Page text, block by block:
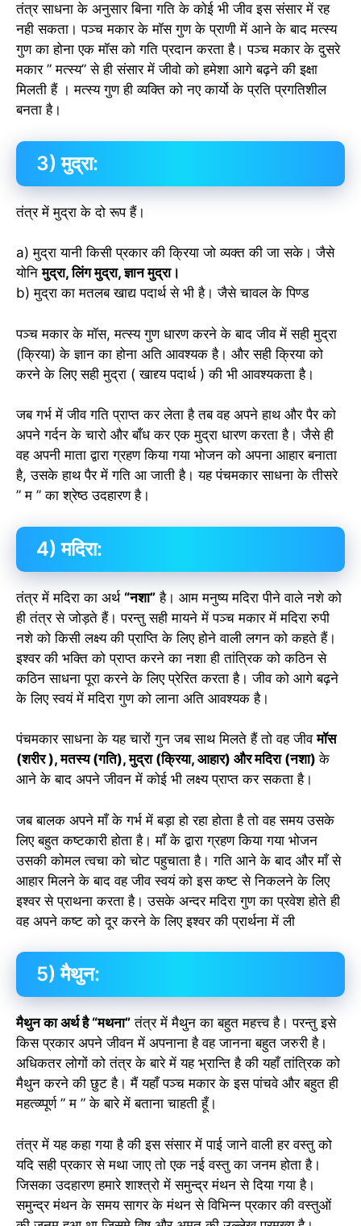
तंत्र साधना के अनुसार बिना गति के कोई भी जीव इस संसार में रह
नही सकता। पञ्च मकार के मॉस गुण के प्राणी में आने के बाद मत्स्य
गुण का होना एक मॉस को गति प्रदान करता है। पञ्च मकार के दुसरे
मकार ” मत्स्य” से ही संसार में जीवो को हमेशा आगे बढ़ने की इक्षा
मिलती हैं । मत्स्य गुण ही व्यक्ति को नए कार्यो के प्रति प्रगतिशील
बनता है।
3) मुद्रा:
तंत्र में मुद्रा के दो रूप हैं।
a) मुद्रा यानी किसी प्रकार की क्रिया जो व्यक्त की जा सके। जैसे
योनिमुद्रा, लिंग मुद्रा, ज्ञान मुद्रा।
b) मुद्रा का मतलब खाद्य पदार्थ से भी है। जैसे चावल के पिण्ड
पञ्च मकार के मॉस, मत्स्य गुण धारण करने के बाद जीव में सही मुद्रा
(क्रिया) के ज्ञान का होना अति आवश्यक है। और सही क्रिया को
करने के लिए सही मुद्रा ( खाद्द्य पदार्थ ) की भी आवश्यकता है।
जब गर्भ में जीव गति प्राप्त कर लेता है तब वह अपने हाथ और पैर को
अपने गर्दन के चारो और बाँध कर एक मुद्रा धारण करता है। जैसे ही
वह अपनी माता द्वारा ग्रहण किया गया भोजन को अपना आहार बनाता
है, उसके हाथ पैर में गति आ जाती है। यह पंचमकार साधना के तीसरे
” म ” का श्रेष्ठ उदहारण है।
4) मदिरा:
तंत्र में मदिरा का अर्थ “नशा” है। आम मनुष्य मदिरा पीने वाले नशे को
ही तंत्र से जोड़ते हैं। परन्तु सही मायने में पञ्च मकार में मदिरा रुपी
नशे को किसी लक्ष्य की प्राप्ति के लिए होने वाली लगन को कहते हैं।
इश्वर की भक्ति को प्राप्त करने का नशा ही तांत्रिक को कठिन से
कठिन साधना पूरा करने के लिए प्रेरित करता है। जीव को आगे बढ़ने
के लिए स्वयं में मदिरा गुण को लाना अति आवश्यक है।
पंचमकार साधना के यह चारों गुन जब साथ मिलते हैं तो वह जीवमॉस
(शरीर ), मतस्य (गति), मुद्रा (क्रिया, आहार) और मदिरा (नशा)के
आने के बाद अपने जीवन में कोई भी लक्ष्य प्राप्त कर सकता है।
जब बालक अपने माँ के गर्भ में बड़ा हो रहा होता है तो वह समय उसके
लिए बहुत कष्टकारी होता है। माँ के द्वारा ग्रहण किया गया भोजन
उसकी कोमल त्वचा को चोट पहुचाता है। गति आने के बाद और माँ से
आहार मिलने के बाद वह जीव स्वयं को इस कष्ट से निकलने के लिए
इश्वर से प्राथना करता है। उसके अन्दर मदिरा गुण का प्रवेश होते ही
वह अपने कष्ट को दूर करने के लिए इश्वर की प्रार्थना में ली
5) मैथुन:
मैथुन का अर्थ है “मथना” तंत्र में मैथुन का बहुत महत्त्व है। परन्तु इसे
किस प्रकार अपने जीवन में अपनाना है वह जानना बहुत जरुरी है।
अधिकतर लोगों को तंत्र के बारे में यह भ्रान्ति है की यहाँ तांत्रिक को
मैथुन करने की छुट है। मैं यहाँ पञ्च मकार के इस पांचवे और बहुत ही
महत्व्य्पूर्ण ” म ” के बारे में बताना चाहती हूँ।
तंत्र में यह कहा गया है की इस संसार में पाई जाने वाली हर वस्तु को
यदि सही प्रकार से मथा जाए तो एक नई वस्तु का जनम होता है।
जिसका उदहारण हमारे शाश्त्रो में समुन्द्र मंथन से दिया गया है।
समुन्द्र मंथन के समय सागर के मंथन से विभिन्न प्रकार की वस्तुओं